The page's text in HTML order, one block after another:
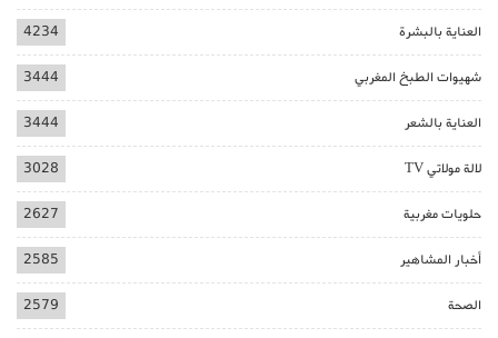
العناية بالبشرة 4234
شهيوات الطبخ المغربي 3444
العناية بالشعر 3444
لالة مولاتي TV 3028
حلويات مغربية 2627
أخبار المشاهير 2585
الصحة 2579